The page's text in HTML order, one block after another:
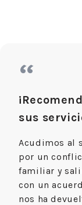
“
sus
Acudimos al
por un
familiar y
con un
nos ha